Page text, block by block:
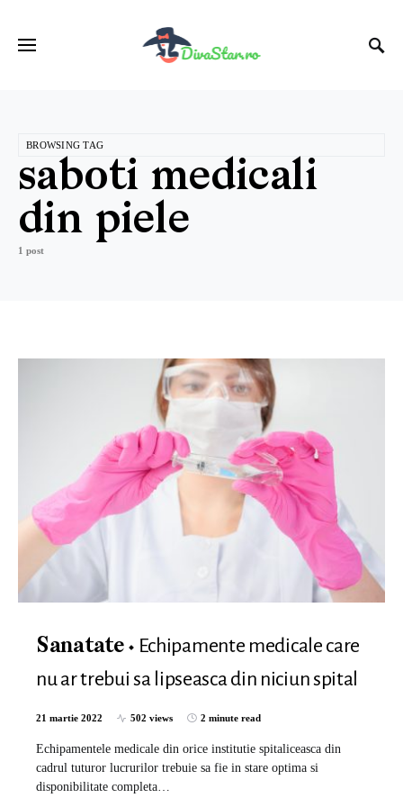
BROWSING TAG
saboti medicali
din piele
1 post
Sanatate
Echipamente medicale care
nu ar trebui sa lipseasca din niciun spital
21 martie 2022 502 views 2 minute read
Echipamentele medicale din orice institutie spitaliceasca din
cadrul tuturor lucrurilor trebuie sa fie in stare optima si
disponibilitate completa…